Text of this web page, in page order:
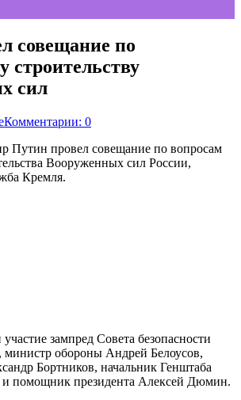
совещание по
строительству
сил
Комментарии: 0
Путин провел совещание по вопросам
Вооруженных сил России,
Кремля.
зампред Совета безопасности
обороны Андрей Белоусов,
Бортников, начальник Генштаба
и помощник президента Алексей Дюмин.